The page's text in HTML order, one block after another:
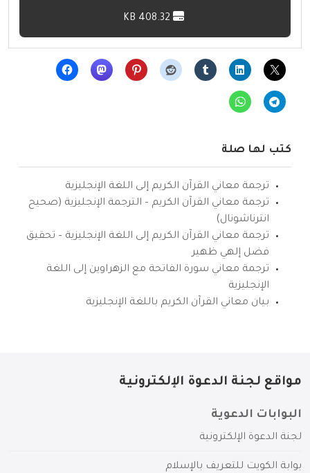
كتب لها صلة
ترجمة معاني القرآن الكريم إلى اللغة الإنجليزية
ترجمة معاني القرآن الكريم – الترجمة الإنجليزية (صحيح
انترناشونال)
ترجمة معاني القرآن الكريم إلى اللغة الإنجليزية – تحقيق
فضل إلهي ظهير
ترجمة معاني سورة الفاتحة مع الزهراوين إلى اللغة
الإنجليزية
بيان معاني القرآن الكريم باللغة الإنجليزية
مواقع لجنة الدعوة الإلكترونية
البوابات الدعوية
لجنة الدعوة الإلكترونية
بوابة الكويت للتعريف بالإسلام